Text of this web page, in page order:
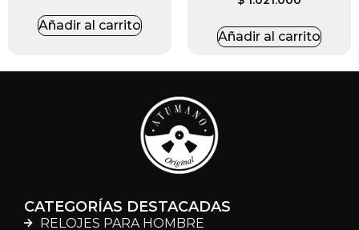
Añadir al carrito
Añadir al carrito
CATEGORÍAS DESTACADAS
RELOJES PARA HOMBRE